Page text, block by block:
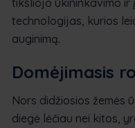
technologijas, kurios
auginimą.
Domėjimasis
Nors didžiosios žemės
diegė lėčiau nei kitos,